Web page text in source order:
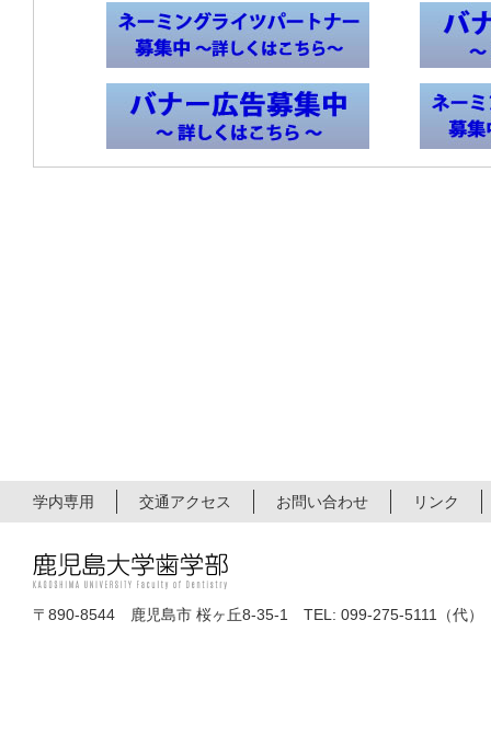
学内専用 交通アクセス お問い合わせ リンク
〒890-8544 鹿児島市 桜ヶ丘8-35-1 TEL: 099-275-5111（代）